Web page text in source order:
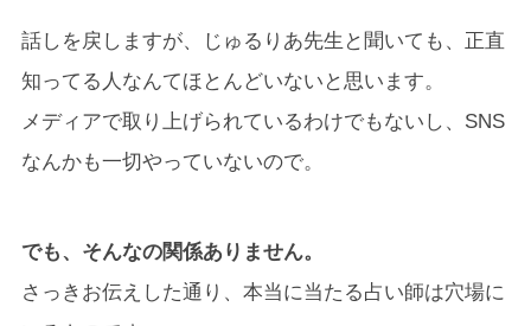
話しを戻しますが、じゅるりあ先生と聞いても、正直
知ってる人なんてほとんどいないと思います。
メディアで取り上げられているわけでもないし、SNS
なんかも一切やっていないので。
でも、そんなの関係ありません。
さっきお伝えした通り、本当に当たる占い師は穴場に